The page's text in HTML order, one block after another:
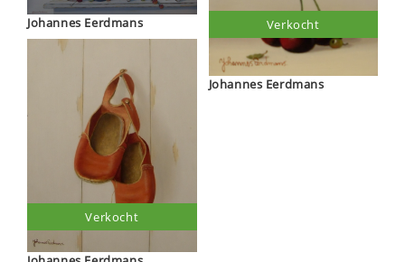
Johannes Eerdmans
Verkocht
Johannes Eerdmans
Verkocht